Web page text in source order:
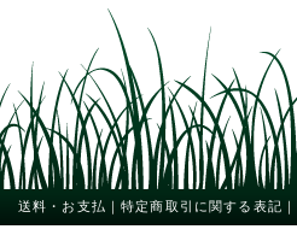
送料・お支払 ｜特定商取引に関する表記 ｜